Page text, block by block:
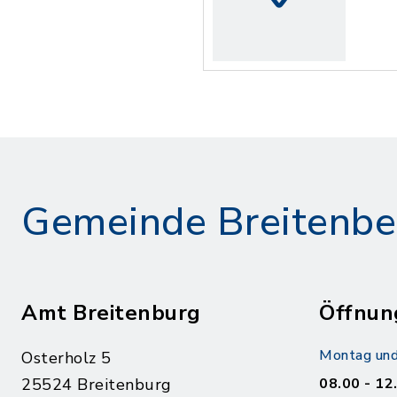
Gemeinde
Amt Breitenburg
Osterholz 5
25524 Breitenburg
Montag
08.00 -